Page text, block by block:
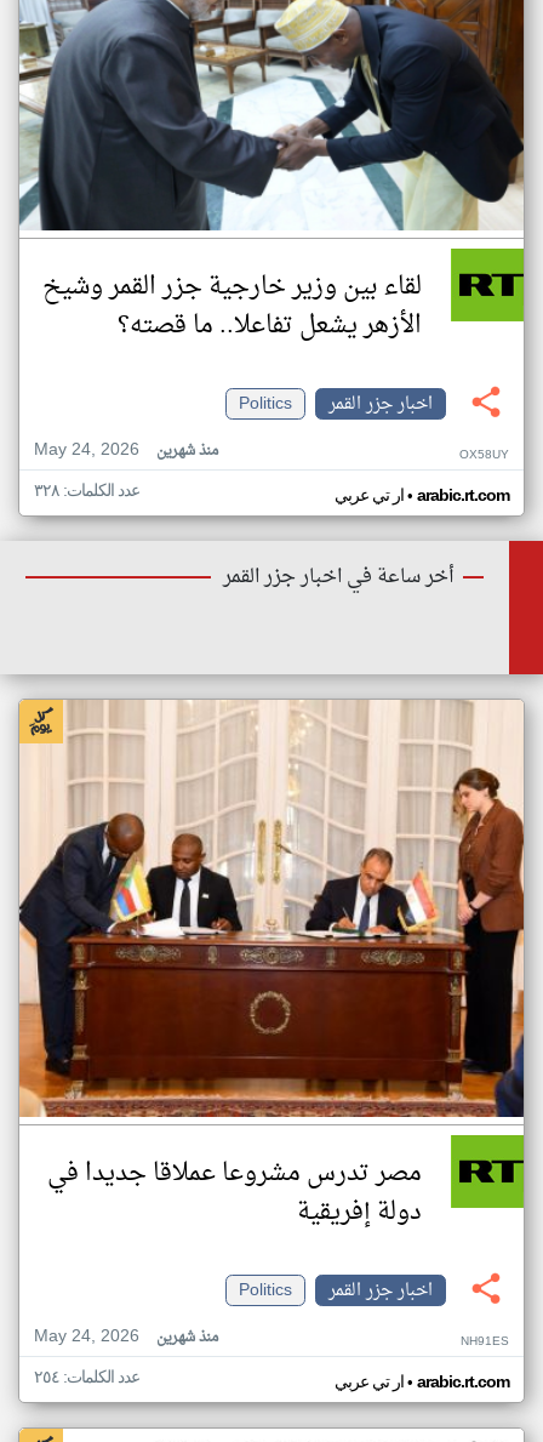
لقاء بين وزير خارجية جزر القمر وشيخ
الأزهر يشعل تفاعلا.. ما قصته؟
اخبار جزر القمر
Politics
May 24, 2026
منذ شهرين OX58UY
ار تي عربي• arabic.rt.com عدد الكلمات: ٣٢٨
أخر ساعة في اخبار جزر القمر
مصر تدرس مشروعا عملاقا جديدا في
دولة إفريقية
اخبار جزر القمر
Politics
May 24, 2026
منذ شهرين NH91ES
ار تي عربي• arabic.rt.com عدد الكلمات: ٢٥٤